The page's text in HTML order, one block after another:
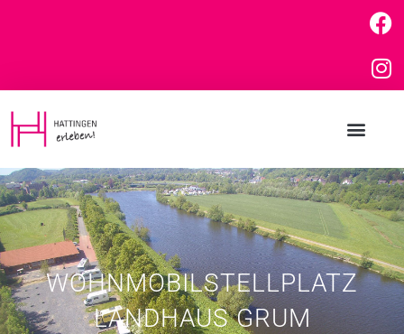
WOHNMOBILSTELLPLATZ
LANDHAUS GRUM